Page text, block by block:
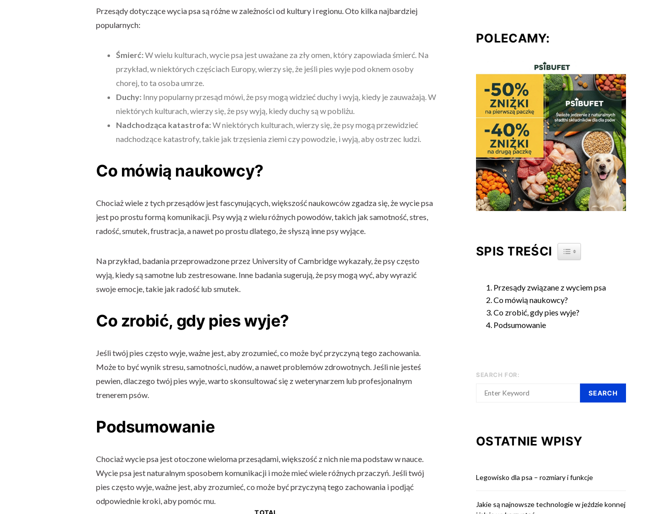
Przesądy dotyczące wycia psa są różne w zależności od kultury i regionu. Oto kilka najbardziej
popularnych:
Śmierć:W wielu kulturach, wycie psa jest uważane za zły omen, który zapowiada śmierć. Na
przykład, w niektórych częściach Europy, wierzy się, że jeśli pies wyje pod oknem osoby
chorej, to ta osoba umrze.
Duchy: Inny popularny przesąd mówi, że psy mogą widzieć duchy i wyją, kiedy je zauważają. W
niektórych kulturach, wierzy się, że psy wyją, kiedy duchy są w pobliżu.
Nadchodząca katastrofa:W niektórych kulturach, wierzy się, że psy mogą przewidzieć
nadchodzące katastrofy, takie jak trzęsienia ziemi czy powodzie, i wyją, aby ostrzec ludzi.
Co mówią naukowcy?
Chociaż wiele z tych przesądów jest fascynujących, większość naukowców zgadza się, że wycie psa
jest po prostu formą komunikacji. Psy wyją z wielu różnych powodów, takich jak samotność, stres,
radość, smutek, frustracja, a nawet po prostu dlatego, że słyszą inne psy wyjące.
Na przykład, badania przeprowadzone przez University of Cambridge wykazały, że psy często
wyją, kiedy są samotne lub zestresowane. Inne badania sugerują, że psy mogą wyć, aby wyrazić
swoje emocje, takie jak radość lub smutek.
Co zrobić, gdy pies wyje?
Jeśli twój pies często wyje, ważne jest, aby zrozumieć, co może być przyczyną tego zachowania.
Może to być wynik stresu, samotności, nudów, a nawet problemów zdrowotnych. Jeśli nie jesteś
pewien, dlaczego twój pies wyje, warto skonsultować się z weterynarzem lub profesjonalnym
trenerem psów.
Podsumowanie
Chociaż wycie psa jest otoczone wieloma przesądami, większość z nich nie ma podstaw w nauce.
Wycie psa jest naturalnym sposobem komunikacji i może mieć wiele różnych przaczyń. Jeśli twój
pies często wyje, ważne jest, aby zrozumieć, co może być przyczyną tego zachowania i podjąć
odpowiednie kroki, aby pomóc mu.
POLECAMY:
SPIS TREŚCI TOGGLE TABLE OF CONTENT
Przesądy związane z wyciem psa
Co mówią naukowcy?
Co zrobić, gdy pies wyje?
Podsumowanie
SEARCH FOR:
SEARCH
OSTATNIE WPISY
Legowisko dla psa – rozmiary i funkcje
Jakie są najnowsze technologie w jeździe konnej